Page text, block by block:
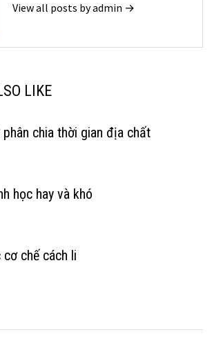
View all posts by admin →
LIKE
chia thời gian địa chất
học hay và khó
cơ chế cách li